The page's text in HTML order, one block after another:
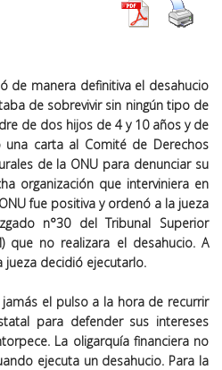
de manera definitiva el desahucio
de sobrevivir sin ningún tipo de
de dos hijos de 4y 10 años y de
una carta al Comité de Derechos
de la ONU para denunciarsu
organización que interviniera en
ONU fue positiva y ordenó a la jueza
n°30 delTribunal Superior
)que no realizara el desahucio. A
jueza decidió ejecutarlo.
el pulso a la hora de recurrir
para defender sus intereses
ce. La oligarquía financiera no
ejecuta un desahucio. Para la